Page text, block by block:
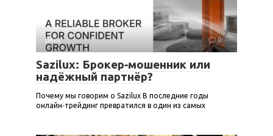
Блог 0
Sazilux: Брокер‑мошенник или
надёжный партнёр?
Почему мы говорим о Sazilux В последние годы
онлайн‑трейдинг превратился в один из самых